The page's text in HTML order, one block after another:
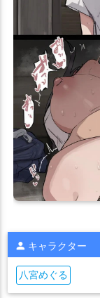
キャラクター
八宮めぐる